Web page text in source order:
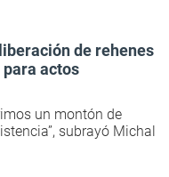
de rehenes
actos
un montón de
subrayó Michal